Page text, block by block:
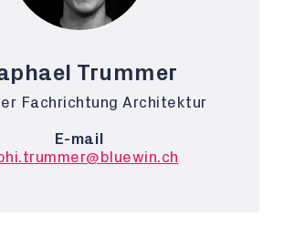
Trummer
Fachrichtung Architektur
E-mail